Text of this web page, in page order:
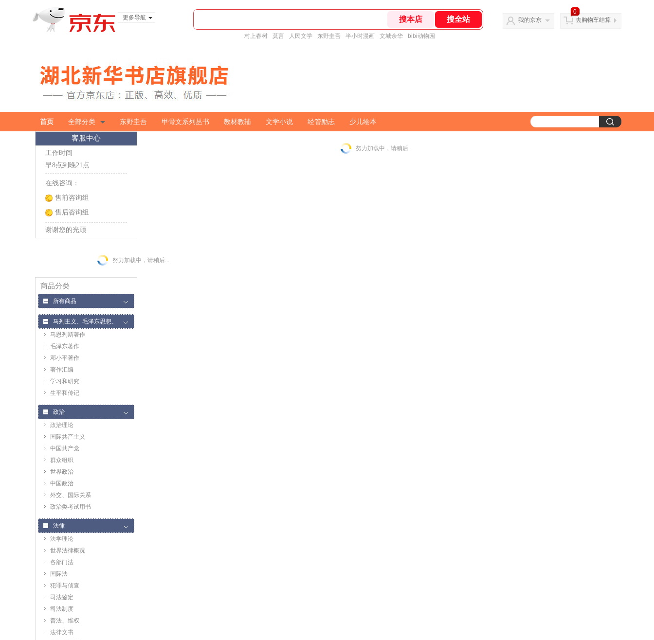
更多导航
村上春树 莫言 人民文学 东野圭吾 半小时漫画 文城余华 bibi动物园
我的京东
0
去购物车结算
首页 全部分类 东野圭吾 甲骨文系列丛书 教材教辅 文学小说 经管励志 少儿绘本
客服中心
工作时间
早8点到晚21点
在线咨询：
售前咨询组
售后咨询组
谢谢您的光顾
努力加载中，请稍后...
商品分类
所有商品
马列主义、毛泽东思想、
邓小平理论
马恩列斯著作
毛泽东著作
邓小平著作
著作汇编
学习和研究
生平和传记
政治
政治理论
国际共产主义
中国共产党
群众组织
世界政治
中国政治
外交、国际关系
政治类考试用书
法律
法学理论
世界法律概况
各部门法
国际法
犯罪与侦查
司法鉴定
司法制度
普法、维权
法律文书
努力加载中，请稍后...